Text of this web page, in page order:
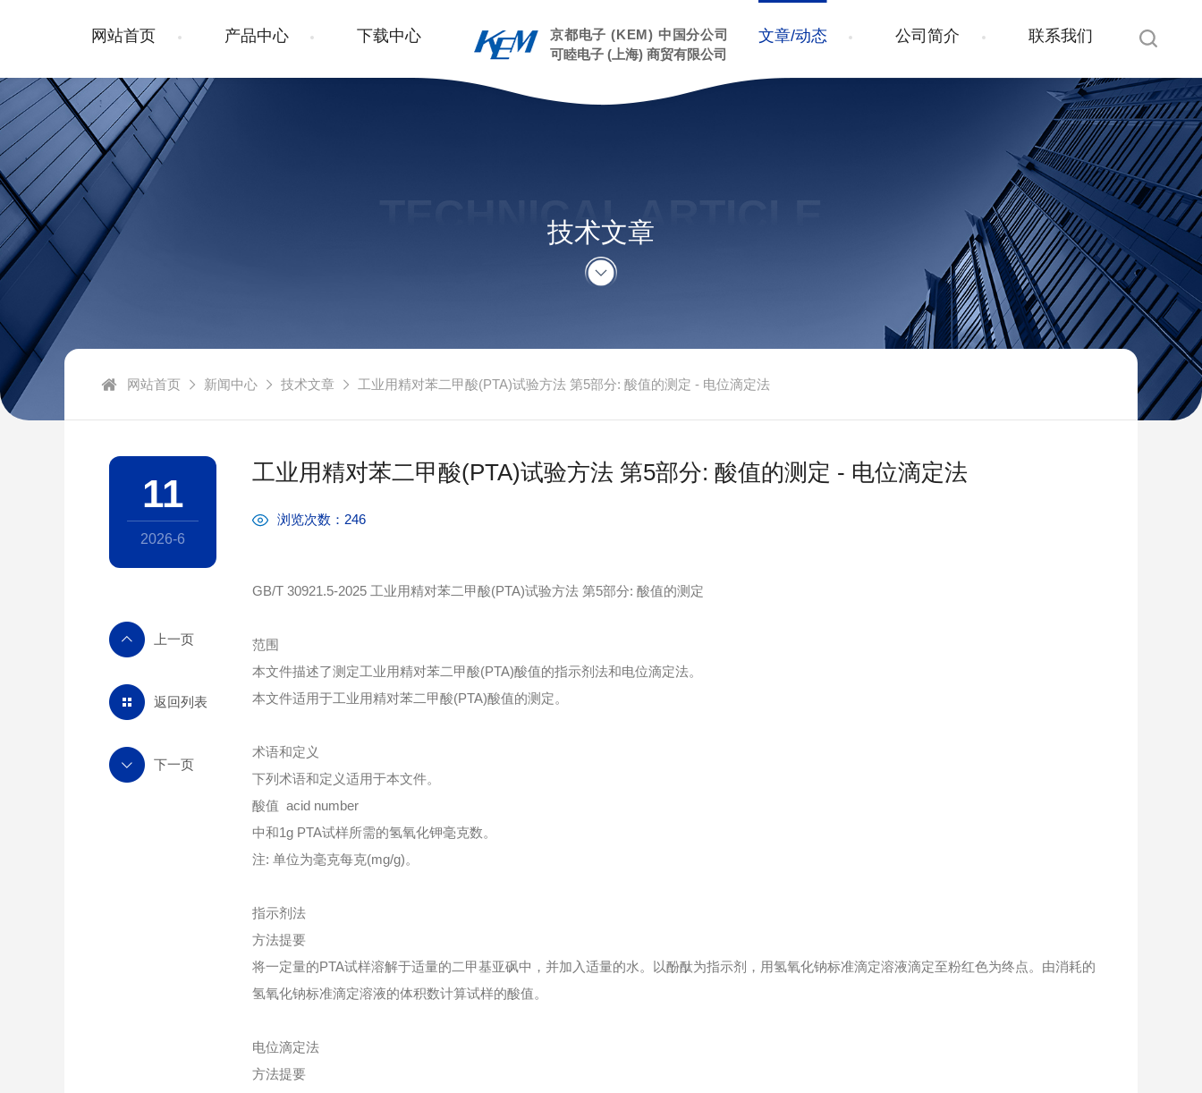
京都电子 (KEM) 中国分公司
可睦电子 (上海) 商贸有限公司
网站首页 产品中心 下载中心 文章/动态 公司简介 联系我们
TECHNICAL ARTICLE
技术文章
网站首页 新闻中心 技术文章 工业用精对苯二甲酸(PTA)试验方法 第5部分: 酸值的测定 - 电位滴定法
工业用精对苯二甲酸(PTA)试验方法 第5部分: 酸值的测定 - 电位滴定法
浏览次数：246
GB/T 30921.5-2025 工业用精对苯二甲酸(PTA)试验方法 第5部分: 酸值的测定
范围
本文件描述了测定工业用精对苯二甲酸(PTA)酸值的指示剂法和电位滴定法。
本文件适用于工业用精对苯二甲酸(PTA)酸值的测定。
术语和定义
下列术语和定义适用于本文件。
酸值 acid number
中和1g PTA试样所需的氢氧化钾毫克数。
注: 单位为毫克每克(mg/g)。
指示剂法
方法提要
将一定量的PTA试样溶解于适量的二甲基亚砜中，并加入适量的水。以酚酞为指示剂，用氢氧化钠标准滴定溶液滴定至粉红色为终点。由消耗的
氢氧化钠标准滴定溶液的体积数计算试样的酸值。
电位滴定法
方法提要
11
2026-6
返回列表